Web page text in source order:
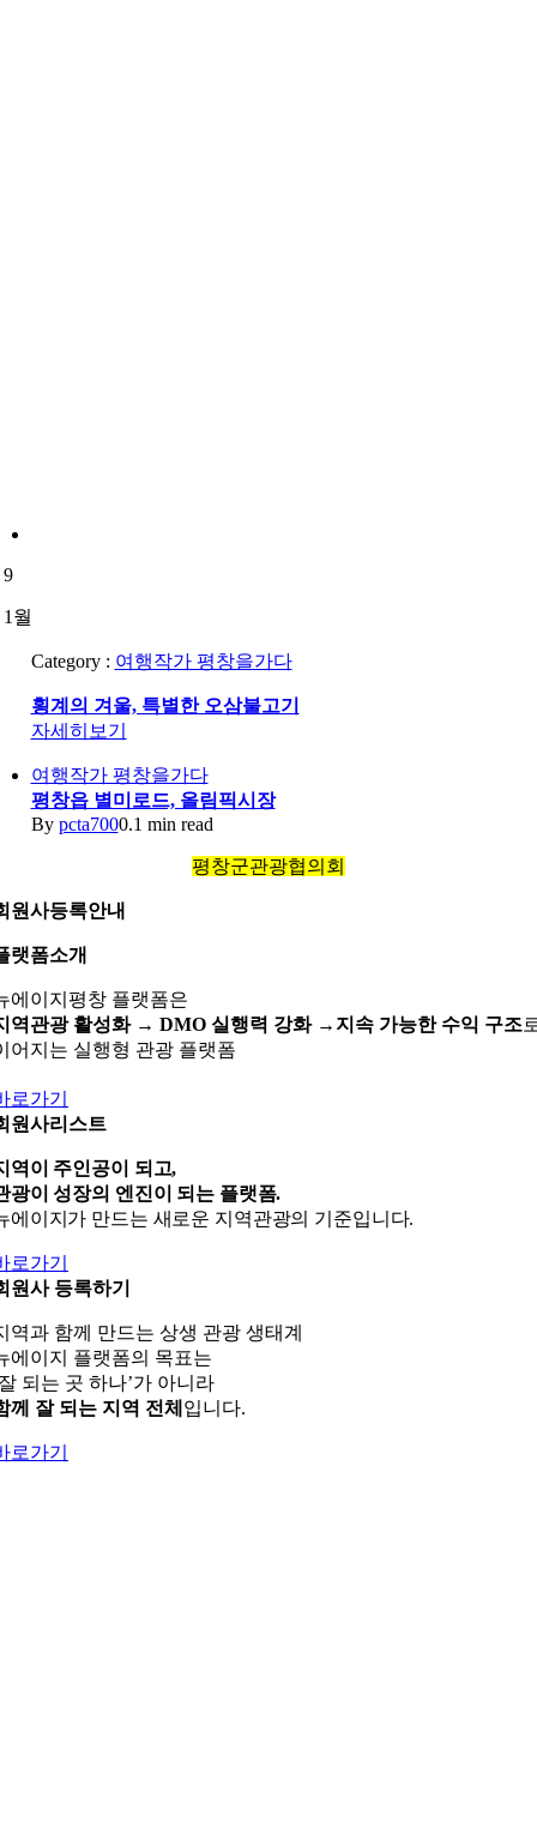
9
1월
Category : 여행작가 평창을가다
횡계의 겨울, 특별한 오삼불고기
자세히보기
여행작가 평창을가다
평창읍 별미로드, 올림픽시장
By pcta7000.1 min read
평창군관광협의회
원사등록안내
랫폼소개
에이지평창 플랫폼은
역관광 활성화 → DMO 실행력 강화 → 지속 가능한 수익 구조
어지는 실행형 관광 플랫폼
로가기
원사리스트
역이 주인공이 되고,
광이 성장의 엔진이 되는 플랫폼.
에이지가 만드는 새로운 지역관광의 기준입니다.
로가기
원사 등록하기
역과 함께 만드는 상생 관광 생태계
에이지 플랫폼의 목표는
되는 곳 하나’가 아니라
께 잘 되는 지역 전체 입니다.
로가기